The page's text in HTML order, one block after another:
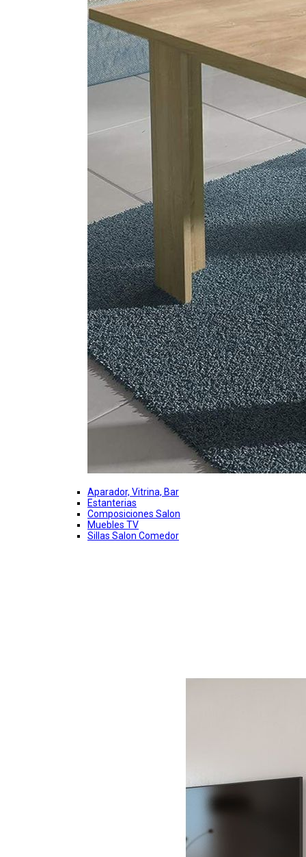
Aparador, Vitrina, Bar
Estanterias
Composiciones Salon
Muebles TV
Sillas Salon Comedor